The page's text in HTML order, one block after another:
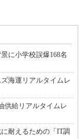
に小学校誤爆168名
海運リアルタイムレ
供給リアルタイムレ
耐えるための「IT調